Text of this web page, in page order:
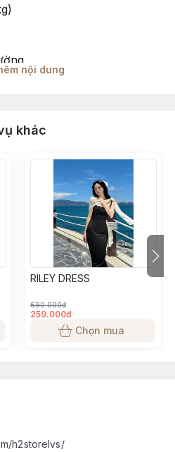
túi giặt khi giặt máy
bằng máy
nội dung
khác
RILEY DRESS
690.000đ
259.000đ
Chọn mua
h2storelvs/